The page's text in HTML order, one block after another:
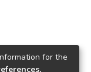
for the